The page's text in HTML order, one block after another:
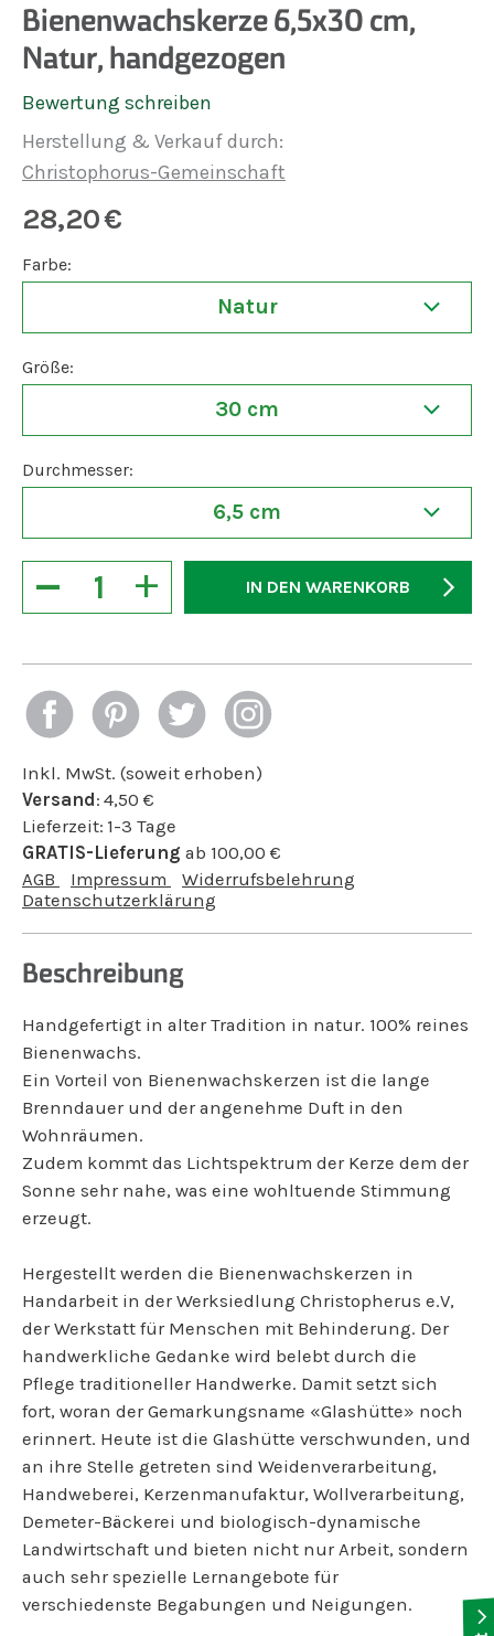
Bienenwachskerze 6,5x30 cm,
Natur, handgezogen
Bewertung schreiben
Herstellung & Verkauf durch:
Christophorus-Gemeinschaft
28,20€
Farbe:
Natur
Größe:
30 cm
Durchmesser:
6,5 cm
+
− IN DEN WARENKORB
Inkl. MwSt. (soweit erhoben)
Versand: 4,50 €
Lieferzeit: 1-3 Tage
GRATIS-Lieferung ab 100,00 €
AGB
Impressum
Widerrufsbelehrung
Datenschutzerklärung
Beschreibung
Handgefertigt in alter Tradition in natur. 100% reines
Bienenwachs.
Ein Vorteil von Bienenwachskerzen ist die lange
Brenndauer und der angenehme Duft in den
Wohnräumen.
Zudem kommt das Lichtspektrum der Kerze dem der
Sonne sehr nahe, was eine wohltuende Stimmung
erzeugt.
Hergestellt werden die Bienenwachskerzen in
Handarbeit in der Werksiedlung Christopherus e.V,
der Werkstatt für Menschen mit Behinderung. Der
handwerkliche Gedanke wird belebt durch die
Pflege traditioneller Handwerke. Damit setzt sich
fort, woran der Gemarkungsname «Glashütte» noch
erinnert. Heute ist die Glashütte verschwunden, und
an ihre Stelle getreten sind Weidenverarbeitung,
Handweberei, Kerzenmanufaktur, Wollverarbeitung,
Demeter-Bäckerei und biologisch-dynamische
Landwirtschaft und bieten nicht nur Arbeit, sondern
auch sehr spezielle Lernangebote für
verschiedenste Begabungen und Neigungen.